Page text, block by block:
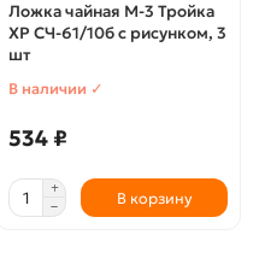
Ложка чайная М-3 Тройка
ХР СЧ-61/10б с рисунком, 3
шт
В наличии ✓
534 ₽
В корзину